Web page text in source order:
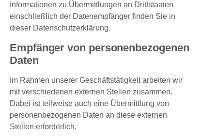
Informationen zu Übermittlungen an Drittstaaten
einschließlich der Datenempfänger finden Sie in
dieser Datenschutzerklärung.
Empfänger von personenbezogenen
Daten
Im Rahmen unserer Geschäftstätigkeit arbeiten wir
mit verschiedenen externen Stellen zusammen.
Dabei ist teilweise auch eine Übermittlung von
personenbezogenen Daten an diese externen
Stellen erforderlich.